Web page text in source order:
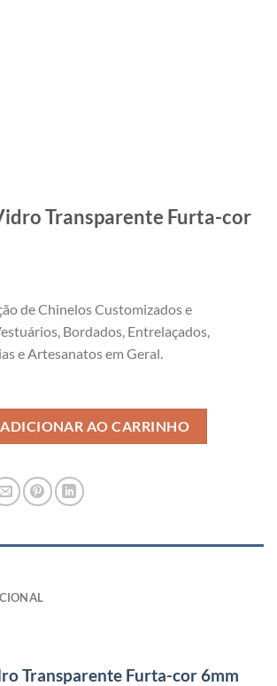
Transparente Furta-cor
de Chinelos Customizados e
Bordados, Entrelaçados,
e Artesanatos em Geral.
ADICIONAR AO CARRINHO
Transparente Furta-cor 6mm